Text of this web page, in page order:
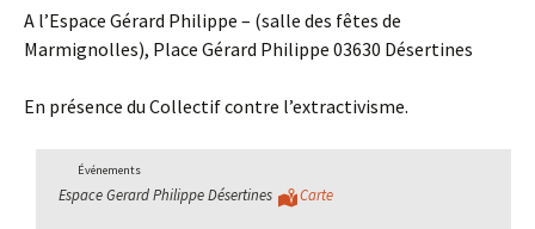
A l’Espace Gérard Philippe – (salle des fêtes de
Marmignolles), Place Gérard Philippe 03630 Désertines
En présence du Collectif contre l’extractivisme.
Événements
Espace Gerard Philippe Désertines Carte